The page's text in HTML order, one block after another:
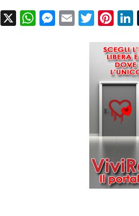
Facebook
X WhatsApp
Messenger
Email